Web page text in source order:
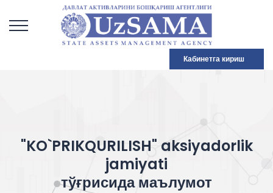
Кабинетга кириш
"KO`PRIKQURILISH" aksiyadorlik
jamiyati
тўғрисида маълумот